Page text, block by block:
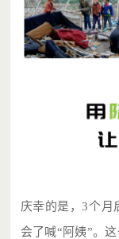
庆幸的是，3个月
会了喊“阿姨”。